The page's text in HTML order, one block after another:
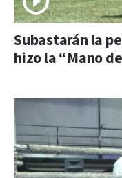
Subastarán la
hizo la “Mano